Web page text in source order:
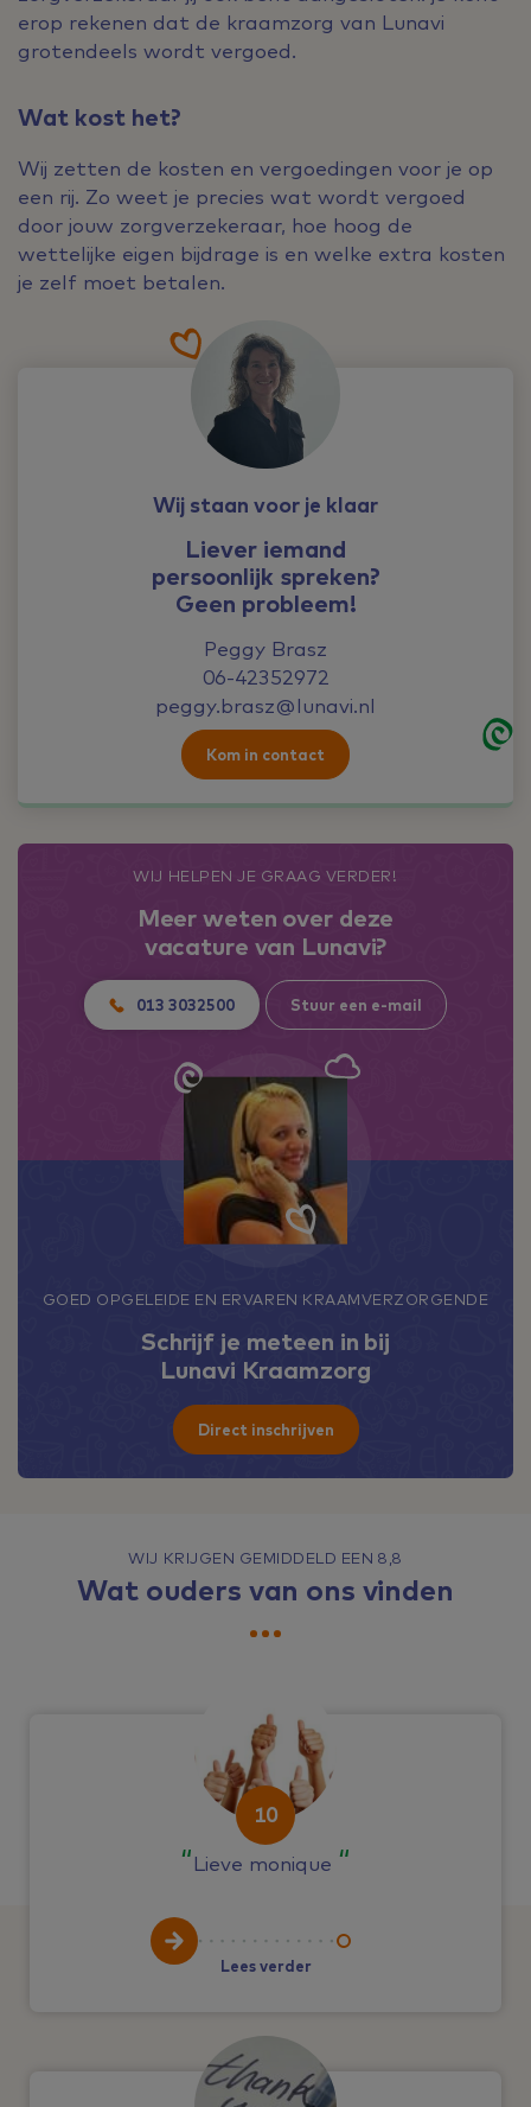
erop rekenen dat de kraamzorg van Lunavi
grotendeels wordt vergoed.
Wat kost het?
Wij zetten de kosten en vergoedingen voor je op
een rij. Zo weet je precies wat wordt vergoed
door jouw zorgverzekeraar, hoe hoog de
wettelijke eigen bijdrage is en welke extra kosten
je zelf moet betalen.
Wij staan voor je klaar
Liever iemand
persoonlijk spreken?
Geen probleem!
Peggy Brasz
06-42352972
peggy.brasz@lunavi.nl
Kom in contact
WIJ HELPEN JE GRAAG VERDER!
Meer weten over deze
vacature van Lunavi?
013 3032500 Stuur een e-mail
GOED OPGELEIDE EN ERVAREN KRAAMVERZORGENDE
Schrijf je meteen in bij
Lunavi Kraamzorg
Direct inschrijven
WIJ KRIJGEN GEMIDDELD EEN 8,8
Wat ouders van ons vinden
10
Lieve monique
Lees verder